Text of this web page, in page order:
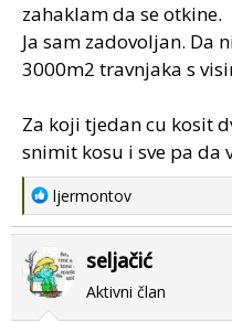
zahaklam da se otkine.
Ja sam zadovoljan. Da
3000m2 travnjaka s
Za koji tjedan cu kosit
snimit kosu i sve pa da
R
e
a
c
t
i
ljermontov
seljačić
Aktivni član